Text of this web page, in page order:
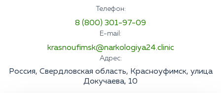
Телефон:
8 (800) 301-97-09
E-mail:
krasnoufimsk@narkologiya24.clinic
Адрес:
Россия, Свердловская область, Красноуфимск, улица
Докучаева, 10